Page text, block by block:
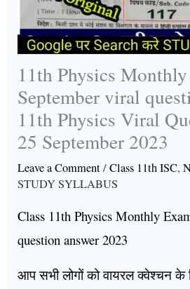
11th Physics
September viral
11th Physics Viral
25 September 2023
Leave a Comment/Class 11th ISC,
STUDY SYLLABUS
Class 11th Physics Monthly
question answer 2023
आप सभी लोगों को वायरल क्वेश्चन के